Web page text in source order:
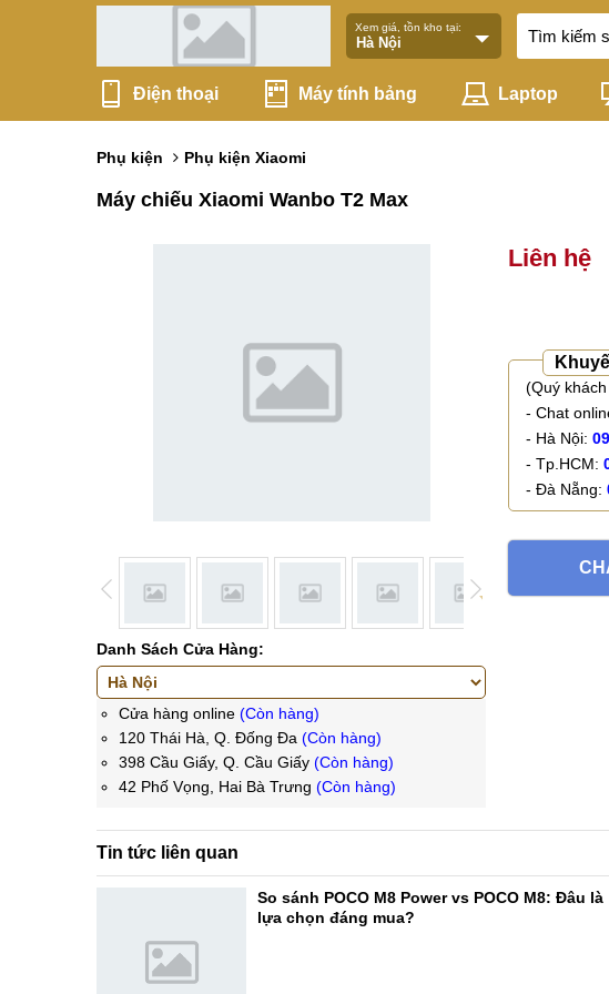
Xem giá, tồn kho tại:
Điện thoại Máy tính bảng Laptop
Phụ kiện Phụ kiện Xiaomi
Máy chiếu Xiaomi Wanbo T2 Max
Danh Sách Cửa Hàng:
Cửa hàng online (Còn hàng)
120 Thái Hà, Q. Đống Đa (Còn hàng)
398 Cầu Giấy, Q. Cầu Giấy (Còn hàng)
42 Phố Vọng, Hai Bà Trưng (Còn hàng)
Liên hệ
(Quý khách
- Chat
- Hà Nội:
- Tp.HCM:
- Đà Nẵng:
Tin tức liên quan
So sánh POCO M8 Power vs POCO M8: Đâu là
lựa chọn đáng mua?